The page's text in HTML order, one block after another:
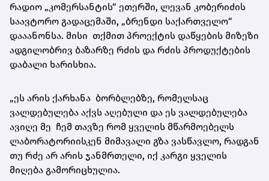
რადიო „კომერსანტის“ ეთერში, ლევან კობერიძის
საავტორო გადაცემაში, „ბრენდი საქართველო“
დააანონსა. მისი თქმით პროექტის დაწყების მიზეზი
ადგილობრივ ბაზარზე რძის და რძის პროდუქტების
დაბალი ხარისხია.
„ეს არის ქარხანა ბორბლებზე, რომელსაც
ვალდებულება აქვს აღებული და ეს ვალდებულება
ავიღე მე ჩემ თავზე რომ ყველის მწარმოებელს
ლაბორატორიისკენ მიმავალი გზა ვასწავლო, რადგან
თუ რძე არ არის ჯანმრთელი, იქ კარგი ყველის
მიღება გამორიცხულია.